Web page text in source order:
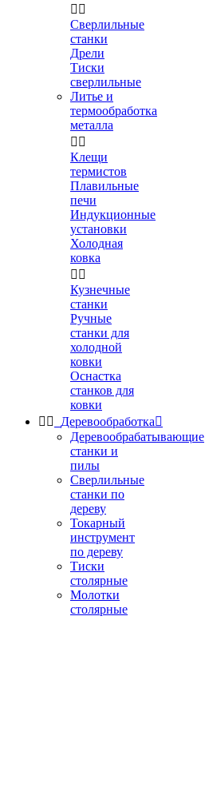
 
Сверлильные
станки
Дрели
Тиски
сверлильные
Литье и
термообработка
металла
 
Клещи
термистов
Плавильные
печи
Индукционные
установки
Холодная
ковка
 
Кузнечные
станки
Ручные
станки для
холодной
ковки
Оснастка
станков для
ковки
  Деревообработка
Деревообрабатывающие
станки и
пилы
Сверлильные
станки по
дереву
Токарный
инструмент
по дереву
Тиски
столярные
Молотки
столярные